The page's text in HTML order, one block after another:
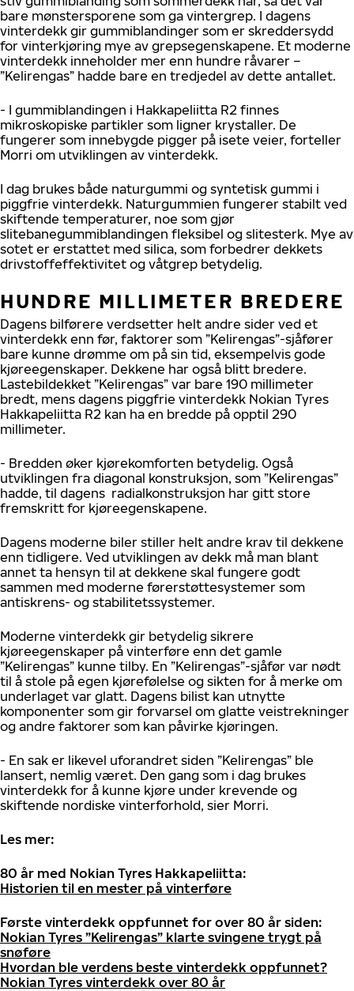
bare mønstersporene som ga vintergrep. I dagens
vinterdekk gir gummiblandinger som er skreddersydd
for vinterkjøring mye av grepsegenskapene. Et moderne
vinterdekk inneholder mer enn hundre råvarer –
”Kelirengas” hadde bare en tredjedel av dette antallet.
- I gummiblandingen i Hakkapeliitta R2 finnes
mikroskopiske partikler som ligner krystaller. De
fungerer som innebygde pigger på isete veier, forteller
Morri om utviklingen av vinterdekk.
I dag brukes både naturgummi og syntetisk gummi i
piggfrie vinterdekk. Naturgummien fungerer stabilt ved
skiftende temperaturer, noe som gjør
slitebanegummiblandingen fleksibel og slitesterk. Mye av
sotet er erstattet med silica, som forbedrer dekkets
drivstoffeffektivitet og våtgrep betydelig.
HUNDRE MILLIMETER BREDERE
Dagens bilførere verdsetter helt andre sider ved et
vinterdekk enn før, faktorer som ”Kelirengas”-sjåfører
bare kunne drømme om på sin tid, eksempelvis gode
kjøreegenskaper. Dekkene har også blitt bredere.
Lastebildekket ”Kelirengas” var bare 190 millimeter
bredt, mens dagens piggfrie vinterdekk Nokian Tyres
Hakkapeliitta R2 kan ha en bredde på opptil 290
millimeter.
- Bredden øker kjørekomforten betydelig. Også
utviklingen fra diagonal konstruksjon, som ”Kelirengas”
hadde, til dagens radialkonstruksjon har gitt store
fremskritt for kjøreegenskapene.
Dagens moderne biler stiller helt andre krav til dekkene
enn tidligere. Ved utviklingen av dekk må man blant
annet ta hensyn til at dekkene skal fungere godt
sammen med moderne førerstøttesystemer som
antiskrens- og stabilitetssystemer.
Moderne vinterdekk gir betydelig sikrere
kjøreegenskaper på vinterføre enn det gamle
”Kelirengas” kunne tilby. En ”Kelirengas”-sjåfør var nødt
til å stole på egen kjørefølelse og sikten for å merke om
underlaget var glatt. Dagens bilist kan utnytte
komponenter som gir forvarsel om glatte veistrekninger
og andre faktorer som kan påvirke kjøringen.
- En sak er likevel uforandret siden ”Kelirengas” ble
lansert, nemlig været. Den gang som i dag brukes
vinterdekk for å kunne kjøre under krevende og
skiftende nordiske vinterforhold, sier Morri.
Les mer:
80 år med Nokian Tyres Hakkapeliitta:
Historien til en mester på vinterføre
Første vinterdekk oppfunnet for over 80 år siden:
Nokian Tyres ”Kelirengas” klarte svingene trygt på
snøføre
Hvordan ble verdens beste vinterdekk oppfunnet?
Nokian Tyres vinterdekk over 80 år